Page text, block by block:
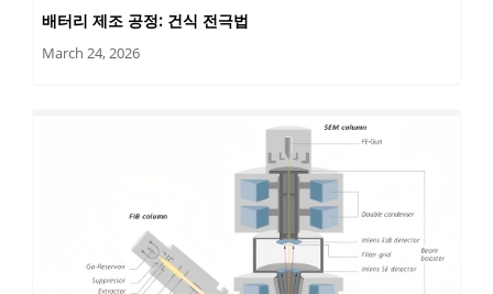
배터리 제조 공정: 건식 전극법
March 24, 2026